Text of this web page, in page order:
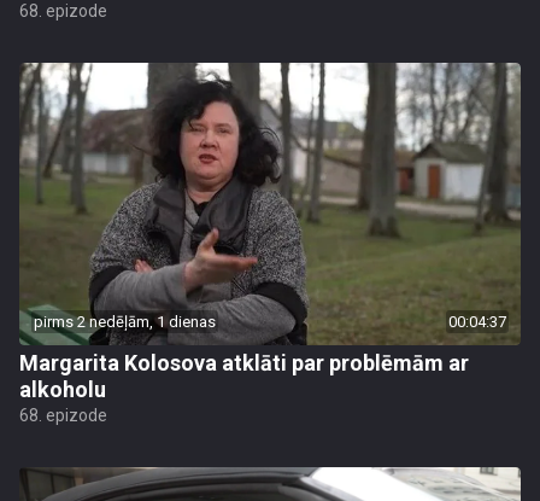
68. epizode
pirms 2 nedēļām, 1 dienas 00:04:37
Margarita Kolosova atklāti par problēmām ar
alkoholu
68. epizode